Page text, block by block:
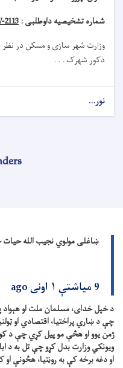
شماره تشخیصیه داوطلبی :
وزارت شهر سازی و مسکن در نظر
ذکور شهرک . . .
نور...
ښاغلی مولوي نجیب الله حیات
9 میاشتې ۱ اونی ago
د خپل خدای، مسلمان ملت او هېواد
چې د ښاري پراختیا، اقتصادي او
ژمن یوو او هڅې مو پیل کړي چې د
ویونکي وزارت بدل کړو چې تل به د
او دغه برخه کې به روڼتیا، هڅونې او